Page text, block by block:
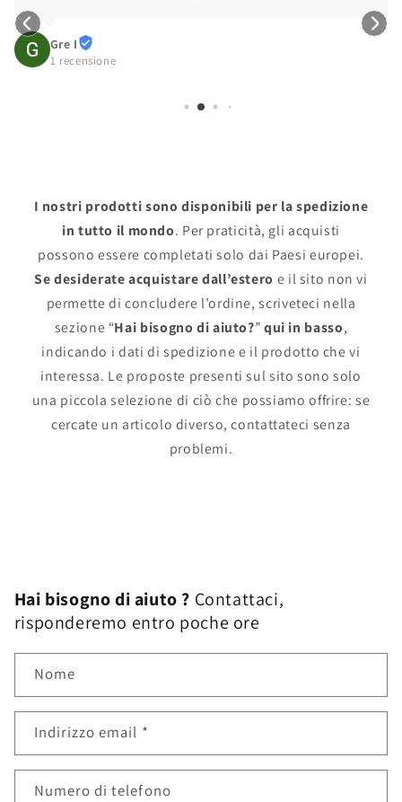
Gre I
1 recensione
I nostri prodotti sono disponibili per la spedizione
in tutto il mondo. Per praticità, gli acquisti
possono essere completati solo dai Paesi europei.
Se desiderate acquistare dall’estero e il sito non vi
permette di concludere l’ordine, scriveteci nella
sezione “Hai bisogno di aiuto?”qui in basso,
indicando i dati di spedizione e il prodotto che vi
interessa. Le proposte presenti sul sito sono solo
una piccola selezione di ciò che possiamo offrire: se
cercate un articolo diverso, contattateci senza
problemi.
Hai bisogno di aiuto ? Contattaci,
risponderemo entro poche ore
Nome
Indirizzo email *
Numero di telefono